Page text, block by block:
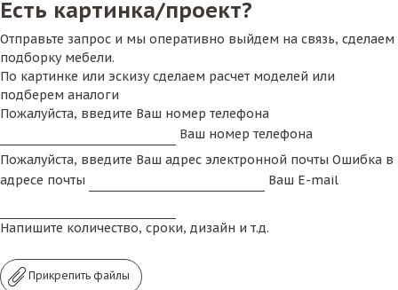
Есть картинка/проект?
Отправьте запрос и мы оперативно выйдем на связь, сделаем
подборку мебели.
По картинке или эскизу сделаем расчет моделей или
подберем аналоги
Пожалуйста, введите Ваш номер телефона
Ваш номер телефона
Пожалуйста, введите Ваш адрес электронной почты Ошибка в
адресе почты
Ваш E-mail
Напишите количество, сроки, дизайн и т.д.
Прикрепить файлы